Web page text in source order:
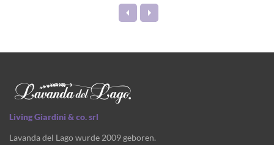
Living Giardini & co. srl
Lavanda del Lago wurde 2009 geboren.